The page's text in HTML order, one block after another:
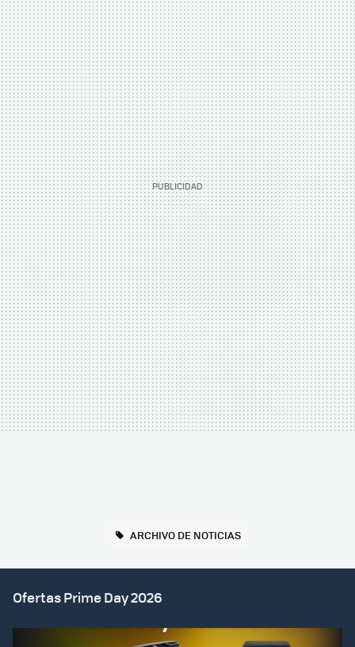
ARCHIVO DE NOTICIAS
Ofertas Prime Day 2026